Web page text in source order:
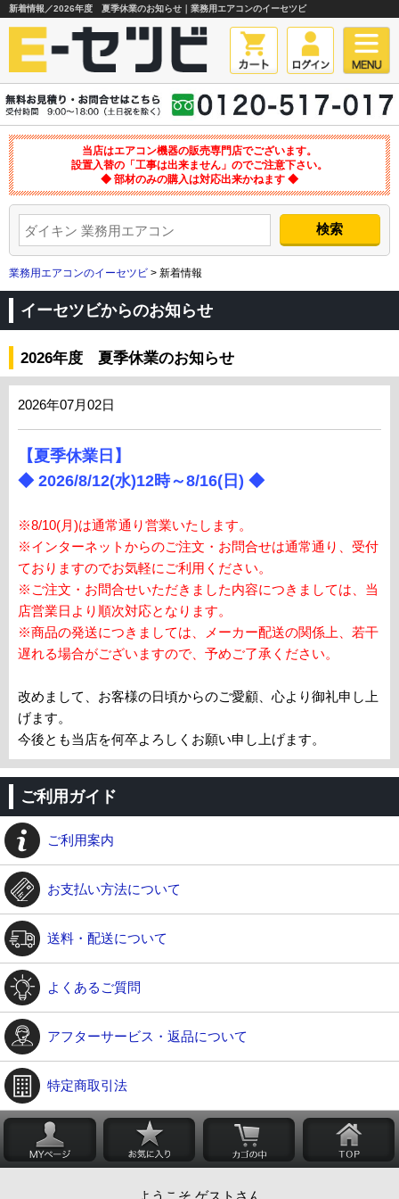
新着情報／2026年度 夏季休業のお知らせ｜業務用エアコンのイーセツビ
当店はエアコン機器の販売専門店でございます。
設置入替の「工事は出来ません」のでご注意下さい。
◆ 部材のみの購入は対応出来かねます ◆
業務用エアコンのイーセツビ > 新着情報
イーセツビからのお知らせ
2026年度 夏季休業のお知らせ
2026年07月02日
【夏季休業日】
◆ 2026/8/12(水)12時～8/16(日) ◆
※8/10(月)は通常通り営業いたします。
※インターネットからのご注文・お問合せは通常通り、受付
ておりますのでお気軽にご利用ください。
※ご注文・お問合せいただきました内容につきましては、当
店営業日より順次対応となります。
※商品の発送につきましては、メーカー配送の関係上、若干
遅れる場合がございますので、予めご了承ください。
改めまして、お客様の日頃からのご愛顧、心より御礼申し上
げます。
今後とも当店を何卒よろしくお願い申し上げます。
ご利用ガイド
ご利用案内
お支払い方法について
送料・配送について
よくあるご質問
アフターサービス・返品について
特定商取引法
ようこそ ゲストさん